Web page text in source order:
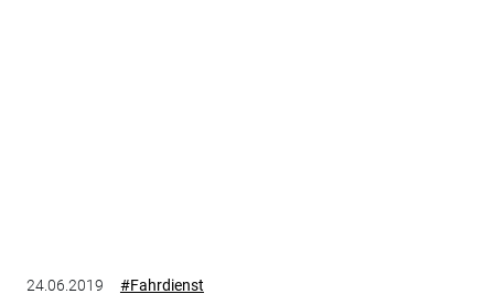
24.06.2019 #Fahrdienst